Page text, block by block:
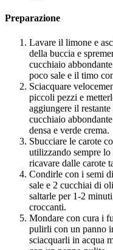
Preparazione
Lavare il limone e
della buccia e
cucchiaio
poco sale e il timo
Sciacquare
piccoli pezzi e
aggiungere il
cucchiaio
densa e verde crema.
Sbucciare le carote
utilizzando sempre lo
ricavare dalle carote
Condirle con i semi
sale e 2 cucchiai di
saltarle per 1-2
croccanti.
Mondare con cura i
pulirli con un panno
sciacquarli in acqua